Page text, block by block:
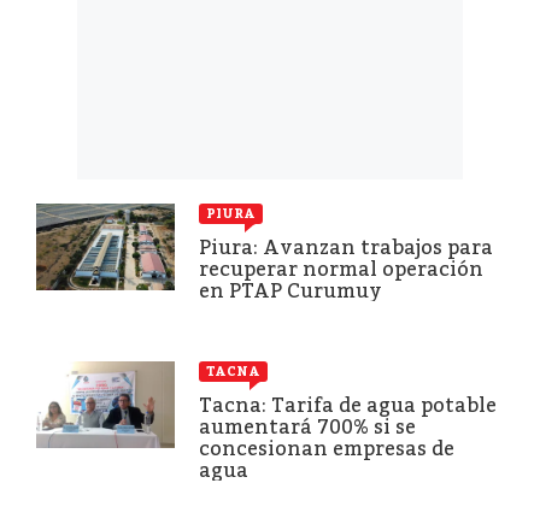
PIURA
Piura: Avanzan trabajos para
recuperar normal operación
en PTAP Curumuy
TACNA
Tacna: Tarifa de agua potable
aumentará 700% si se
concesionan empresas de
agua